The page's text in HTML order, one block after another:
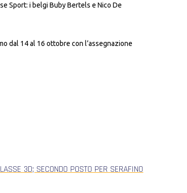
Sport: i belgi Buby Bertels e Nico De
dal 14 al 16 ottobre con l’assegnazione
3D; SECONDO POSTO PER SERAFINO